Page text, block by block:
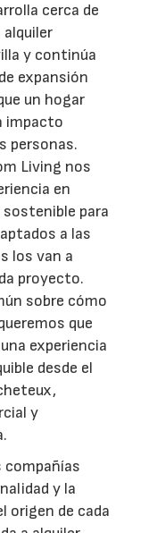
cerca de
y continúa
expansión
un hogar
impacto
personas.
Living nos
en
para
a las
los van a
proyecto.
sobre cómo
que
experiencia
desde el
y
compañías
y la
origen de cada